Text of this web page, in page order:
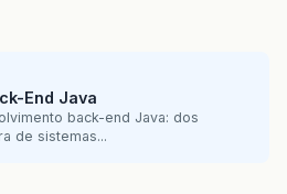
End Java
back-end Java: dos
de sistemas...